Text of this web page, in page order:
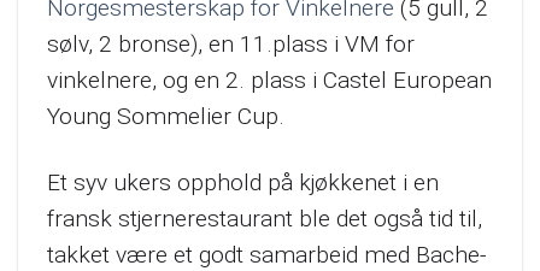
Norgesmesterskap for Vinkelnere (5 gull, 2
sølv, 2 bronse), en 11.plass i VM for
vinkelnere, og en 2. plass i Castel European
Young Sommelier Cup.
Et syv ukers opphold på kjøkkenet i en
fransk stjernerestaurant ble det også tid til,
takket være et godt samarbeid med Bache-